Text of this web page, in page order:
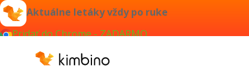
Aktuálne letáky vždy po ruke
Pridať do Chrome - ZADARMO